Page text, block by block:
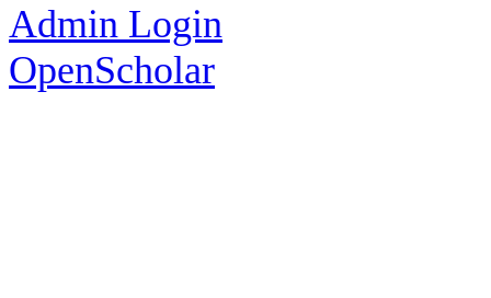
Admin Login
OpenScholar